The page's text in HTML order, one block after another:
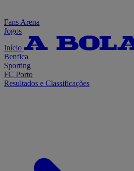
Fans Arena
Jogos
Início
Benfica
Sporting
FC Porto
Resultados e Classificações